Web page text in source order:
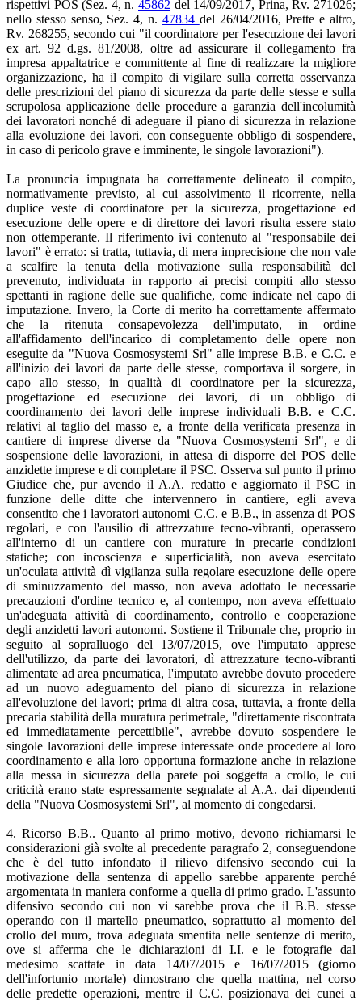
rispettivi POS (Sez. 4, n. 45862 del 14/09/2017, Prina, Rv. 271026;
nello stesso senso, Sez. 4, n. 47834 del 26/04/2016, Prette e altro,
Rv. 268255, secondo cui "il coordinatore per l'esecuzione dei lavori
ex art. 92 d.gs. 81/2008, oltre ad assicurare il collegamento fra
impresa appaltatrice e committente al fine di realizzare la migliore
organizzazione, ha il compito di vigilare sulla corretta osservanza
delle prescrizioni del piano di sicurezza da parte delle stesse e sulla
scrupolosa applicazione delle procedure a garanzia dell'incolumità
dei lavoratori nonché di adeguare il piano di sicurezza in relazione
alla evoluzione dei lavori, con conseguente obbligo di sospendere,
in caso di pericolo grave e imminente, le singole lavorazioni").
La pronuncia impugnata ha correttamente delineato il compito,
normativamente previsto, al cui assolvimento il ricorrente, nella
duplice veste di coordinatore per la sicurezza, progettazione ed
esecuzione delle opere e di direttore dei lavori risulta essere stato
non ottemperante. Il riferimento ivi contenuto al "responsabile dei
lavori" è errato: si tratta, tuttavia, di mera imprecisione che non vale
a scalfire la tenuta della motivazione sulla responsabilità del
prevenuto, individuata in rapporto ai precisi compiti allo stesso
spettanti in ragione delle sue qualifiche, come indicate nel capo di
imputazione. Invero, la Corte di merito ha correttamente affermato
che la ritenuta consapevolezza dell'imputato, in ordine
all'affidamento dell'incarico di completamento delle opere non
eseguite da "Nuova Cosmosystemi Srl" alle imprese B.B. e C.C. e
all'inizio dei lavori da parte delle stesse, comportava il sorgere, in
capo allo stesso, in qualità di coordinatore per la sicurezza,
progettazione ed esecuzione dei lavori, di un obbligo di
coordinamento dei lavori delle imprese individuali B.B. e C.C.
relativi al taglio del masso e, a fronte della verificata presenza in
cantiere di imprese diverse da "Nuova Cosmosystemi Srl", e di
sospensione delle lavorazioni, in attesa di disporre del POS delle
anzidette imprese e di completare il PSC. Osserva sul punto il primo
Giudice che, pur avendo il A.A. redatto e aggiornato il PSC in
funzione delle ditte che intervennero in cantiere, egli aveva
consentito che i lavoratori autonomi C.C. e B.B., in assenza di POS
regolari, e con l'ausilio di attrezzature tecno-vibranti, operassero
all'interno di un cantiere con murature in precarie condizioni
statiche; con incoscienza e superficialità, non aveva esercitato
un'oculata attività dì vigilanza sulla regolare esecuzione delle opere
di sminuzzamento del masso, non aveva adottato le necessarie
precauzioni d'ordine tecnico e, al contempo, non aveva effettuato
un'adeguata attività di coordinamento, controllo e cooperazione
degli anzidetti lavori autonomi. Sostiene il Tribunale che, proprio in
seguito al sopralluogo del 13/07/2015, ove l'imputato apprese
dell'utilizzo, da parte dei lavoratori, dì attrezzature tecno-vibranti
alimentate ad area pneumatica, l'imputato avrebbe dovuto procedere
ad un nuovo adeguamento del piano di sicurezza in relazione
all'evoluzione dei lavori; prima di altra cosa, tuttavia, a fronte della
precaria stabilità della muratura perimetrale, "direttamente riscontrata
ed immediatamente percettibile", avrebbe dovuto sospendere le
singole lavorazioni delle imprese interessate onde procedere al loro
coordinamento e alla loro opportuna formazione anche in relazione
alla messa in sicurezza della parete poi soggetta a crollo, le cui
criticità erano state espressamente segnalate al A.A. dai dipendenti
della "Nuova Cosmosystemi Srl", al momento di congedarsi.
4. Ricorso B.B.. Quanto al primo motivo, devono richiamarsi le
considerazioni già svolte al precedente paragrafo 2, conseguendone
che è del tutto infondato il rilievo difensivo secondo cui la
motivazione della sentenza di appello sarebbe apparente perché
argomentata in maniera conforme a quella di primo grado. L'assunto
difensivo secondo cui non vi sarebbe prova che il B.B. stesse
operando con il martello pneumatico, soprattutto al momento del
crollo del muro, trova adeguata smentita nelle sentenze di merito,
ove si afferma che le dichiarazioni di I.I. e le fotografie dal
medesimo scattate in data 14/07/2015 e 16/07/2015 (giorno
dell'infortunio mortale) dimostrano che quella mattina, nel corso
delle predette operazioni, mentre il C.C. posizionava dei cunei a